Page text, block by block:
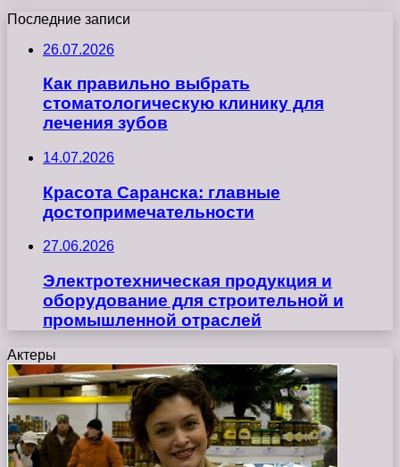
Последние записи
26.07.2026
Как правильно выбрать
стоматологическую клинику для
лечения зубов
14.07.2026
Красота Саранска: главные
достопримечательности
27.06.2026
Электротехническая продукция и
оборудование для строительной и
промышленной отраслей
Актеры